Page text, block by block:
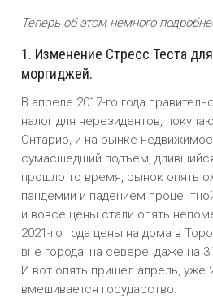
Теперь об этом немного
1. Изменение Стресс Теста
моргиджей.
В апреле 2017-го года
налог для нерезидентов,
Онтарио, и на рынке
сумасшедший подъем,
прошло то время, рынок опять
пандемии и падением
и вовсе цены стали опять
2021-го года цены на дома в
вне города, на севере, даже на
И вот опять пришёл апрель, уже
вмешивается государство.